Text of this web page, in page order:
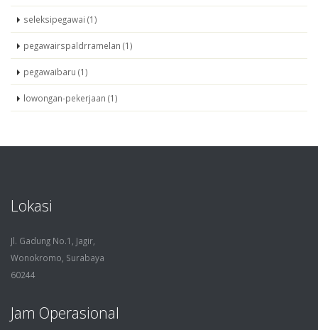
seleksipegawai (1)
pegawairspaldrramelan (1)
pegawaibaru (1)
lowongan-pekerjaan (1)
Lokasi
Jl. Gadung No.1, Jagir,
Wonokromo, Surabaya
60244
Jam Operasional